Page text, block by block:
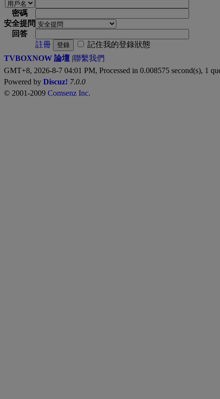
密碼
安全提問
回答
註冊
登錄
記住我的登錄狀態
TVBOXNOW 論壇 |聯繫我們
GMT+8, 2026-8-7 04:01 PM, Processed in 0.008575 second(s), 1
Powered by Discuz! 7.0.0
© 2001-2009 Comsenz Inc.